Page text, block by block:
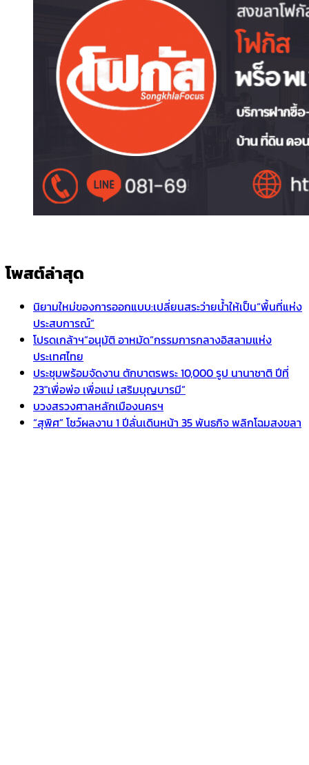
โพสต์ล่าสุด
นิยามใหม่ของการออกแบบ:เปลี่ยนสระว่ายน้ำให้เป็น“พื้นที่แห่ง
ประสบการณ์”
โปรดเกล้าฯ”อนุมัติ อาหมัด”กรรมการกลางอิสลามแห่ง
ประเทศไทย
ประชุมพร้อมจัดงาน ตักบาตรพระ 10,000 รูป นานาชาติ ปีที่
23″เพื่อพ่อ เพื่อแม่ เสริมบุญบารมี”
บวงสรวงศาลหลักเมืองนครฯ
“สุพิศ” โชว์ผลงาน 1 ปีลั่นเดินหน้า 35 พันธกิจ พลิกโฉมสงขลา